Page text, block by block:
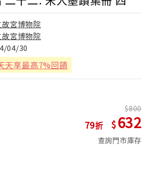
故宮博物院
故宮博物院
04/30
天享最高7%回饋
79
800
632
查詢門市庫存